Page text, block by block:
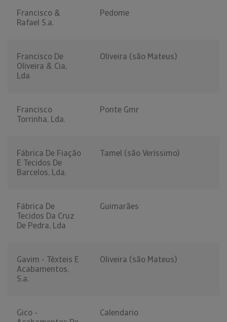
Francisco &
Rafael S.a.
Pedome
Francisco De
Oliveira & Cia,
Lda
Oliveira (são Mateus)
Francisco
Torrinha, Lda.
Ponte Gmr
Fábrica De Fiação
E Tecidos De
Barcelos, Lda.
Tamel (são Veríssimo)
Fábrica De
Tecidos Da Cruz
De Pedra, Lda
Guimarães
Gavim - Têxteis E
Acabamentos,
S.a.
Oliveira (são Mateus)
Gico -
Calendario